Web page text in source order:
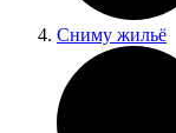
Сниму жильё